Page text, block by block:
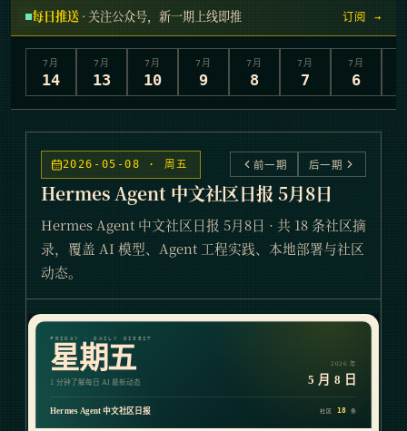
每日推送 · 关注公众号，新一期上线即推 订阅 →
7 月
14
7 月
13
7 月
10
7 月
9
7 月
8
7 月
7
7 月
6
2026-05-08 · 周五 前一期 后一期
Hermes Agent 中文社区日报 5月8日
Hermes Agent 中文社区日报 5月8日 · 共 18 条社区摘
录，覆盖 AI 模型、Agent 工程实践、本地部署与社区
动态。